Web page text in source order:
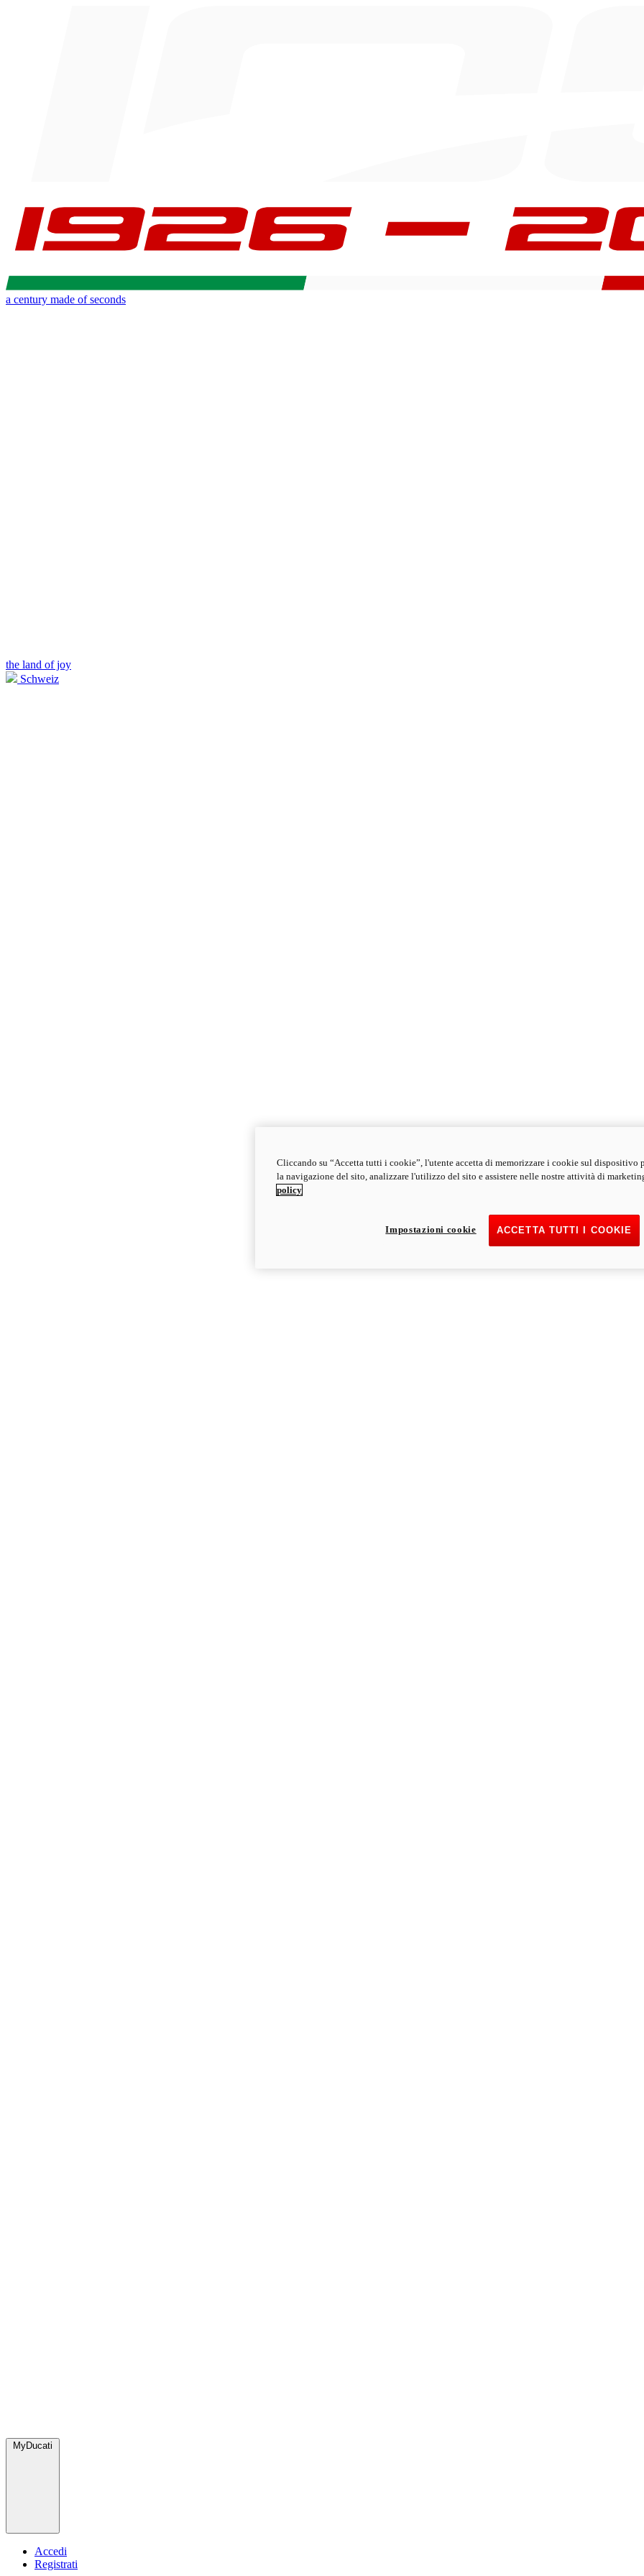
a century made of seconds
the land of joy
Schweiz
MyDucati
Accedi
Registrati
Cliccando su “Accetta tutti i cookie”, l'utente accetta di memorizzare i cookie sul dispositivo
la navigazione del sito, analizzare l'utilizzo del sito e assistere nelle nostre attività di
policy
ACCETTA TUTTI I COOKIE
Impostazioni cookie